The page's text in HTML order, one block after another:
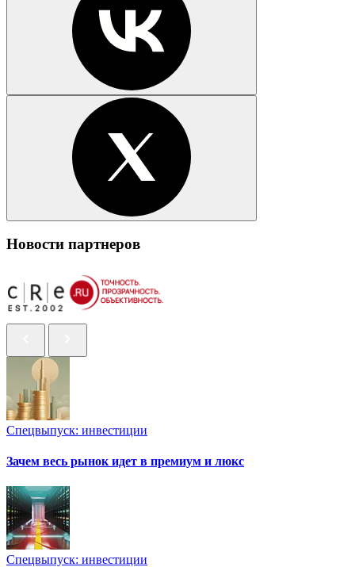
Новости партнеров
Спецвыпуск: инвестиции
Зачем весь рынок идет в премиум и люкс
Спецвыпуск: инвестиции